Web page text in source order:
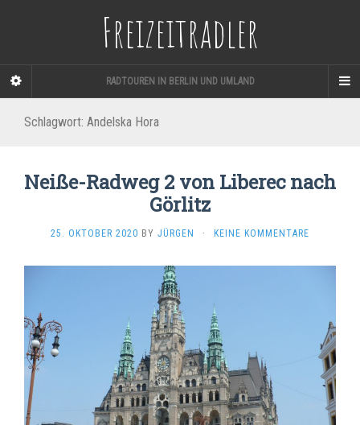
Freizeitradler
RADTOUREN IN BERLIN UND UMLAND
Schlagwort: Andelska Hora
Neiße-Radweg 2 von Liberec nach
Görlitz
25. OKTOBER 2020 BY JÜRGEN · KEINE KOMMENTARE